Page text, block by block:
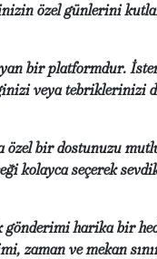
özel günlerini
bir platformdur.
veya tebriklerinizi
özel bir dostunuzu
kolayca seçerek
harika bir
ve mekan